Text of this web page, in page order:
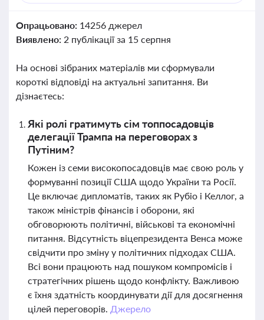
Опрацьовано: 14256 джерел
Виявлено: 2 публікації за 15 серпня
На основі зібраних матеріалів ми сформували
короткі відповіді на актуальні запитання. Ви
дізнаєтесь:
Які ролі гратимуть сім топпосадовців
делегації Трампа на переговорах з
Путіним?
Кожен із семи високопосадовців має свою роль у
формуванні позиції США щодо України та Росії.
Це включає дипломатів, таких як Рубіо і Келлог, а
також міністрів фінансів і оборони, які
обговорюють політичні, військові та економічні
питання. Відсутність віцепрезидента Венса може
свідчити про зміну у політичних підходах США.
Всі вони працюють над пошуком компромісів і
стратегічних рішень щодо конфлікту. Важливою
є їхня здатність координувати дії для досягнення
цілей переговорів. Джерело